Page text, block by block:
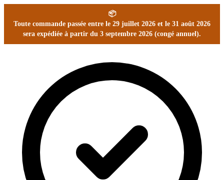
📦
Toute commande passée entre le 29 juillet 2026 et le 31 août 2026
sera expédiée à partir du 3 septembre 2026 (congé annuel).